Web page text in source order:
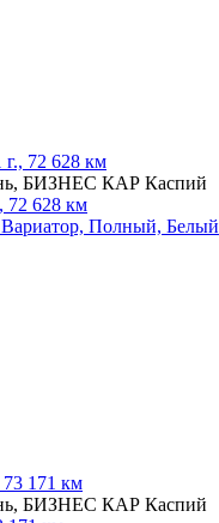
БИЗНЕС КАР Каспий
72 628 км
Вариатор, Полный, Белый
БИЗНЕС КАР Каспий